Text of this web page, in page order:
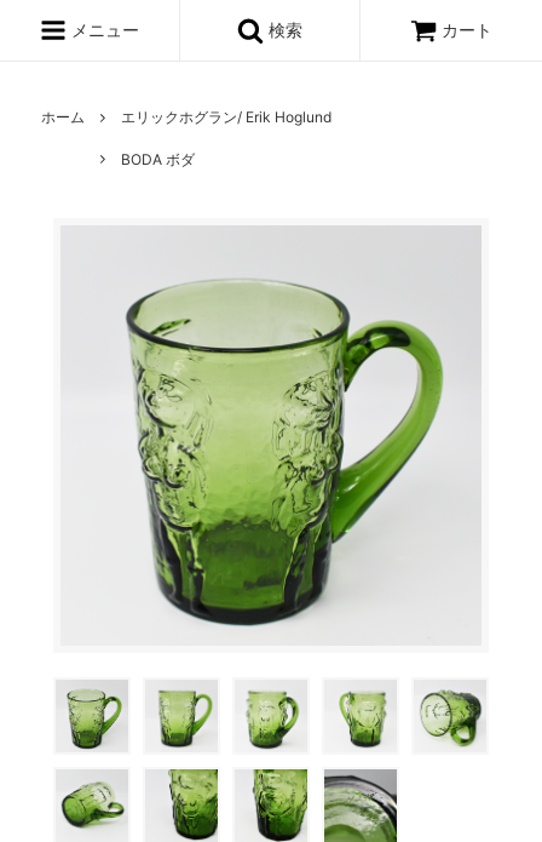
メニュー 検索 カート
ホーム エリックホグラン/ Erik Hoglund
BODA ボダ